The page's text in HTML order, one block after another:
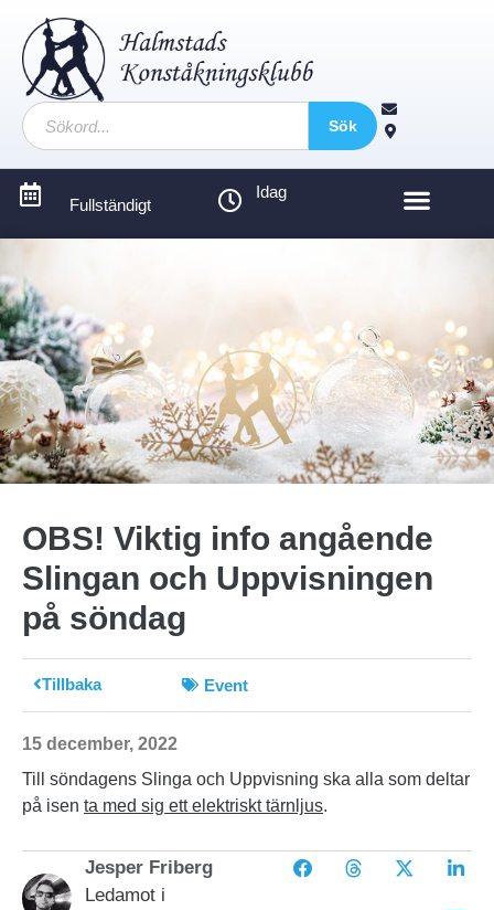
Sök
Fullständigt
Idag
OBS! Viktig info angående
Slingan och Uppvisningen
på söndag
Tillbaka Event
15 december, 2022
Till söndagens Slinga och Uppvisning ska alla som deltar
på isen ta med sig ett elektriskt tärnljus.
Jesper Friberg
Ledamot i